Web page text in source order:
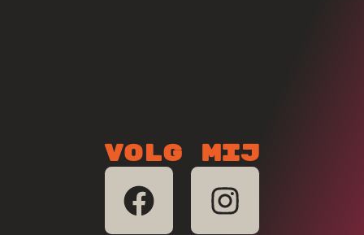
Volg mij